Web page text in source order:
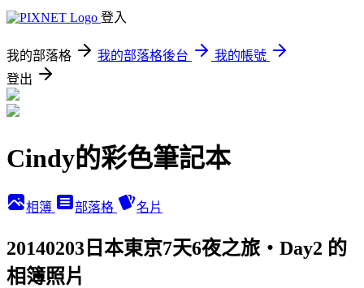
登入
我的部落格 我的部落格後台
我的帳號
登出
Cindy的彩色筆記本
相簿 部落格 名片
20140203日本東京7天6夜之旅‧Day2 的
相簿照片